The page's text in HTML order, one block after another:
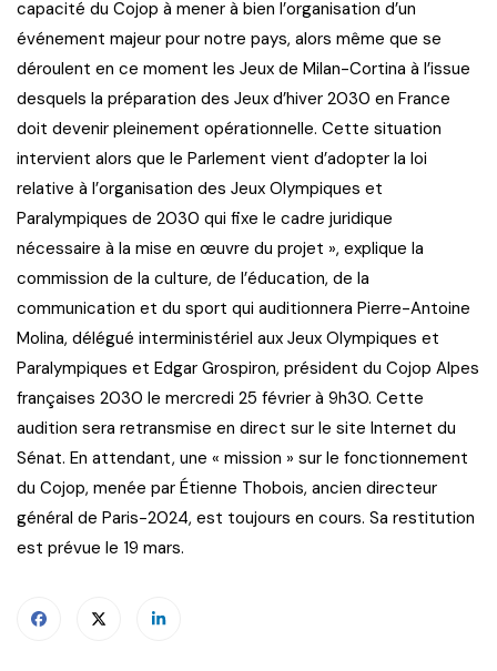
capacité du Cojop à mener à bien l’organisation d’un
événement majeur pour notre pays, alors même que se
déroulent en ce moment les Jeux de Milan-Cortina à l’issue
desquels la préparation des Jeux d’hiver 2030 en France
doit devenir pleinement opérationnelle. Cette situation
intervient alors que le Parlement vient d’adopter la loi
relative à l’organisation des Jeux Olympiques et
Paralympiques de 2030 qui fixe le cadre juridique
nécessaire à la mise en œuvre du projet », explique la
commission de la culture, de l’éducation, de la
communication et du sport qui auditionnera Pierre-Antoine
Molina, délégué interministériel aux Jeux Olympiques et
Paralympiques et Edgar Grospiron, président du Cojop Alpes
françaises 2030 le mercredi 25 février à 9h30. Cette
audition sera retransmise en direct sur le site Internet du
Sénat. En attendant, une « mission » sur le fonctionnement
du Cojop, menée par Étienne Thobois, ancien directeur
général de Paris-2024, est toujours en cours. Sa restitution
est prévue le 19 mars.